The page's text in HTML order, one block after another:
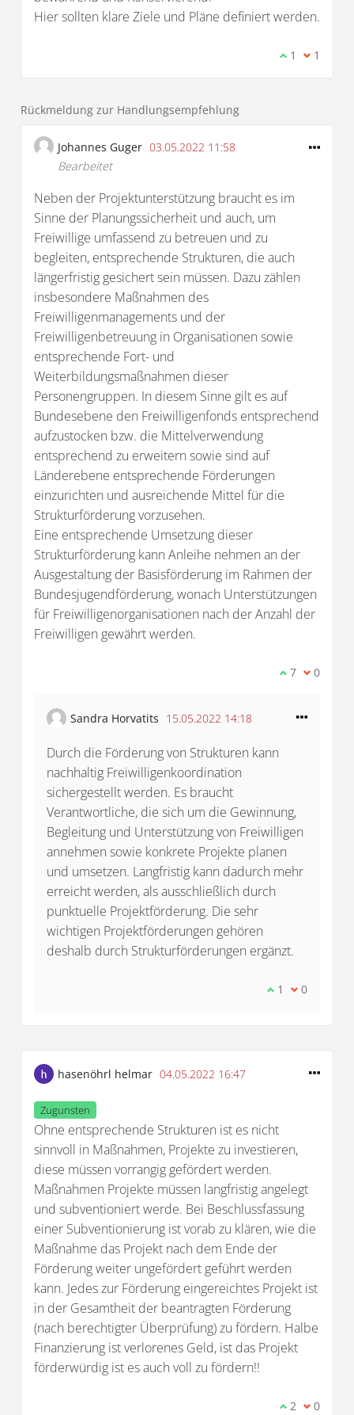
Hier sollten klare Ziele und Pläne definiert werden.
Ich stimme
1 Ich bin
1
Rückmeldung zur Handlungsempfehlung
Johannes Guger 03.05.2022 11:58
Bearbeitet
Neben der Projektunterstützung braucht es im
Sinne der Planungssicherheit und auch, um
Freiwillige umfassend zu betreuen und zu
begleiten, entsprechende Strukturen, die auch
längerfristig gesichert sein müssen. Dazu zählen
insbesondere Maßnahmen des
Freiwilligenmanagements und der
Freiwilligenbetreuung in Organisationen sowie
entsprechende Fort- und
Weiterbildungsmaßnahmen dieser
Personengruppen. In diesem Sinne gilt es auf
Bundesebene den Freiwilligenfonds entsprechend
aufzustocken bzw. die Mittelverwendung
entsprechend zu erweitern sowie sind auf
Länderebene entsprechende Förderungen
einzurichten und ausreichende Mittel für die
Strukturförderung vorzusehen.
Eine entsprechende Umsetzung dieser
Strukturförderung kann Anleihe nehmen an der
Ausgestaltung der Basisförderung im Rahmen der
Bundesjugendförderung, wonach Unterstützungen
für Freiwilligenorganisationen nach der Anzahl der
Freiwilligen gewährt werden.
Ich stimme
7 Ich bin
0
Sandra Horvatits 15.05.2022 14:18
Durch die Förderung von Strukturen kann
nachhaltig Freiwilligenkoordination
sichergestellt werden. Es braucht
Verantwortliche, die sich um die Gewinnung,
Begleitung und Unterstützung von Freiwilligen
annehmen sowie konkrete Projekte planen
und umsetzen. Langfristig kann dadurch mehr
erreicht werden, als ausschließlich durch
punktuelle Projektförderung. Die sehr
wichtigen Projektförderungen gehören
deshalb durch Strukturförderungen ergänzt.
Ich stimme
1 Ich bin mit
0
hasenöhrl helmar 04.05.2022 16:47
Zugunsten
Ohne entsprechende Strukturen ist es nicht
sinnvoll in Maßnahmen, Projekte zu investieren,
diese müssen vorrangig gefördert werden.
Maßnahmen Projekte müssen langfristig angelegt
und subventioniert werde. Bei Beschlussfassung
einer Subventionierung ist vorab zu klären, wie die
Maßnahme das Projekt nach dem Ende der
Förderung weiter ungefördert geführt werden
kann. Jedes zur Förderung eingereichtes Projekt ist
in der Gesamtheit der beantragten Förderung
(nach berechtigter Überprüfung) zu fördern. Halbe
Finanzierung ist verlorenes Geld, ist das Projekt
förderwürdig ist es auch voll zu fördern!!
Ich stimme
2 Ich bin
0